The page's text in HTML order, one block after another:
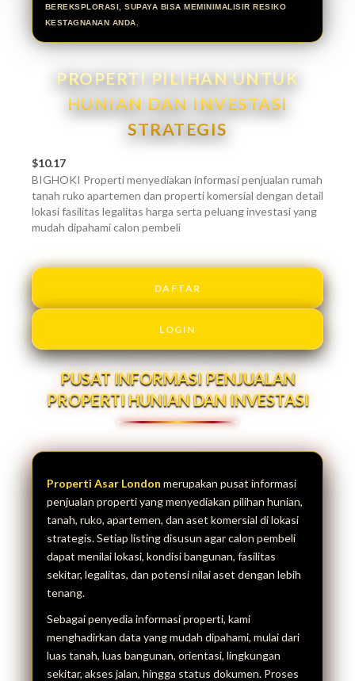
BEREKSPLORASI, SUPAYA BISA MEMINIMALISIR RESIKO
KESTAGNANAN ANDA.
PROPERTI PILIHAN UNTUK
HUNIAN DAN INVESTASI
STRATEGIS
$10.17
BIGHOKI Properti menyediakan informasi penjualan rumah
tanah ruko apartemen dan properti komersial dengan detail
lokasi fasilitas legalitas harga serta peluang investasi yang
mudah dipahami calon pembeli
DAFTAR
LOGIN
PUSAT INFORMASI PENJUALAN
PROPERTI HUNIAN DAN INVESTASI
Properti Asar London merupakan pusat informasi
penjualan properti yang menyediakan pilihan hunian,
tanah, ruko, apartemen, dan aset komersial di lokasi
strategis. Setiap listing disusun agar calon pembeli
dapat menilai lokasi, kondisi bangunan, fasilitas
sekitar, legalitas, dan potensi nilai aset dengan lebih
tenang.
Sebagai penyedia informasi properti, kami
menghadirkan data yang mudah dipahami, mulai dari
luas tanah, luas bangunan, orientasi, lingkungan
sekitar, akses jalan, hingga status dokumen. Proses